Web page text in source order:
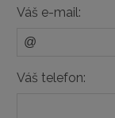
Váš e-mail:
Váš telefon: